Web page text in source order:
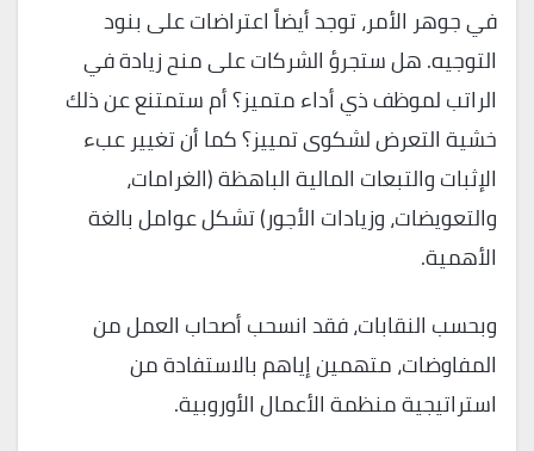
في جوهر الأمر، توجد أيضاً اعتراضات على بنود
التوجيه. هل ستجرؤ الشركات على منح زيادة في
الراتب لموظف ذي أداء متميز؟ أم ستمتنع عن ذلك
خشية التعرض لشكوى تمييز؟ كما أن تغيير عبء
الإثبات والتبعات المالية الباهظة (الغرامات،
والتعويضات، وزيادات الأجور) تشكل عوامل بالغة
الأهمية.
وبحسب النقابات، فقد انسحب أصحاب العمل من
المفاوضات، متهمين إياهم بالاستفادة من
استراتيجية منظمة الأعمال الأوروبية.